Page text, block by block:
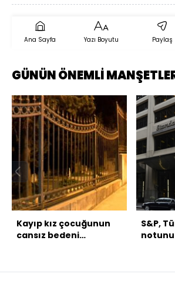
Ana Sayfa Yazı Boyutu Paylaş
GÜNÜN ÖNEMLİ
Kayıp kız çocuğunun
cansız bedeni
S&P,